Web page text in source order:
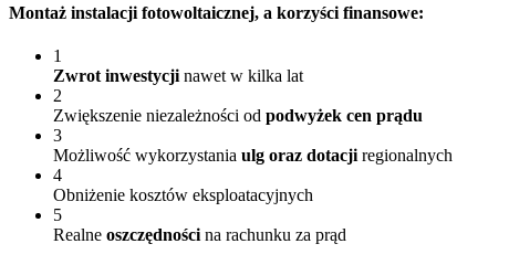
Montaż instalacji fotowoltaicznej, a korzyści finansowe:
1
Zwrot inwestycji nawet w kilka lat
2
Zwiększenie niezależności od podwyżek cen prądu
3
Możliwość wykorzystania ulg oraz dotacji regionalnych
4
Obniżenie kosztów eksploatacyjnych
5
Realne oszczędności na rachunku za prąd